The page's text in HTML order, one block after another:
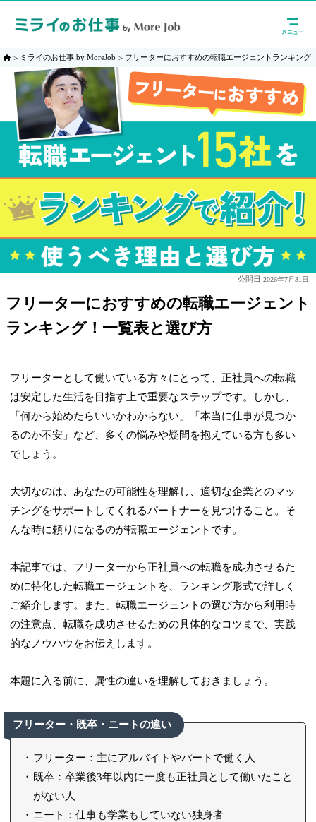
ミライのお仕事 by MoreJob フリーターにおすすめの転職エージェントランキング
公開日:2026年7月31日
フリーターにおすすめの転職エージェント
ランキング！一覧表と選び方
フリーターとして働いている方々にとって、正社員への転職
は安定した生活を目指す上で重要なステップです。しかし、
「何から始めたらいいかわからない」「本当に仕事が見つか
るのか不安」など、多くの悩みや疑問を抱えている方も多い
でしょう。
大切なのは、 あなたの可能性を理解し、適切な企業とのマッ
チングをサポートしてくれるパートナーを見つけること 。そ
んな時に頼りになるのが転職エージェントです。
本記事では、フリーターから正社員への転職を成功させるた
めに特化した転職エージェントを、ランキング形式で詳しく
ご紹介します。また、転職エージェントの選び方から利用時
の注意点、転職を成功させるための具体的なコツまで、実践
的なノウハウをお伝えします。
本題に入る前に、属性の違いを理解しておきましょう。
フリーター・既卒・ニートの違い
フリーター：主にアルバイトやパートで働く人
既卒：卒業後3年以内に一度も正社員として働いたこと
がない人
ニート：仕事も学業もしていない独身者